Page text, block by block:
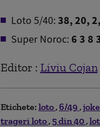
Loto 5/40: 38, 20,
Super Noroc: 6 3 8
Editor : Liviu Cojan
Etichete: loto 6/49
trageri loto 5 din 40